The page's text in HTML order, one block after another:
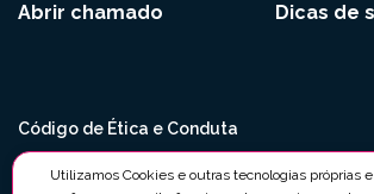
Abrir chamado Dicas de
Código de Ética e Conduta
Utilizamos Cookies e outras tecnologias próprias